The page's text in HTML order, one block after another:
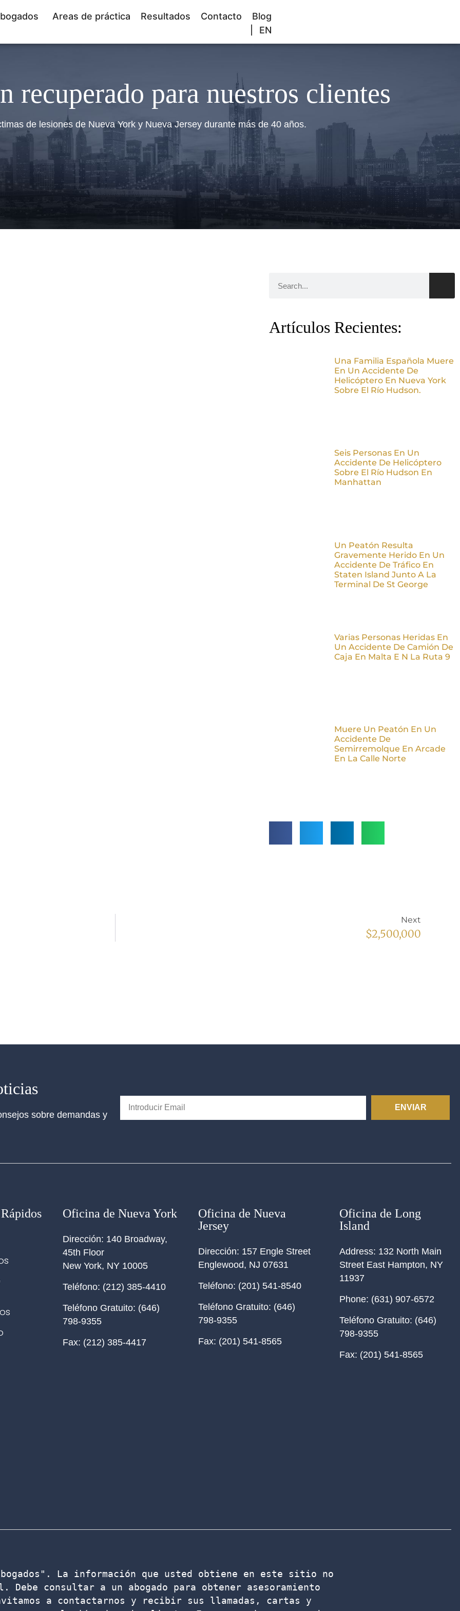
Areas de práctica Resultados Contacto
Blog
EN
recuperado para nuestros clientes
de lesiones de Nueva York y Nueva Jersey durante más de 40 años.
Artículos Recientes:
Una Familia Española Muere
En Un Accidente De
Helicóptero En Nueva York
Sobre El Río Hudson.
Seis Personas En Un
Accidente De Helicóptero
Sobre El Río Hudson En
Manhattan
Un Peatón Resulta
Gravemente Herido En Un
Accidente De Tráfico En
Staten Island Junto A La
Terminal De St George
Varias Personas Heridas En
Un Accidente De Camión De
Caja En Malta E N La Ruta 9
Muere Un Peatón En Un
Accidente De
Semirremolque En Arcade
En La Calle Norte
Next
$2,500,000
sobre demandas y
ENVIAR
Oficina de Nueva York
Dirección: 140 Broadway,
45th Floor
New York, NY 10005
Teléfono: (212) 385-4410
Teléfono Gratuito: (646)
798-9355
Fax: (212) 385-4417
Oficina de Nueva
Jersey
Dirección: 157 Engle Street
Englewood, NJ 07631
Teléfono: (201) 541-8540
Teléfono Gratuito: (646)
798-9355
Fax: (201) 541-8565
Oficina de Long
Island
Address: 132 North Main
Street East Hampton, NY
11937
Phone: (631) 907-6572
Teléfono Gratuito: (646)
798-9355
Fax: (201) 541-8565
La información que usted obtiene en este sitio no
consultar a un abogado para obtener asesoramiento
a contactarnos y recibir sus llamadas, cartas y